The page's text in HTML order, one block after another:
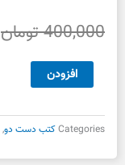
400,000تومان
زیست
ای
نظام
افزودن
Categoriesکتب دست دو,